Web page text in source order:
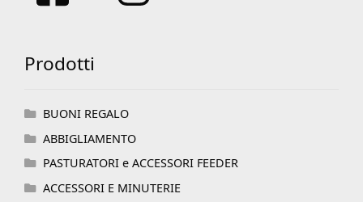
Prodotti
BUONI REGALO
ABBIGLIAMENTO
PASTURATORI e ACCESSORI FEEDER
ACCESSORI E MINUTERIE